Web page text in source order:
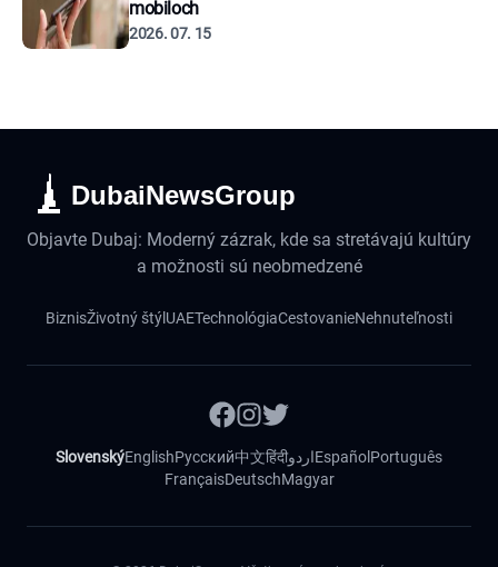
mobiloch
2026. 07. 15
DubaiNewsGroup
Objavte Dubaj: Moderný zázrak, kde sa stretávajú kultúry
a možnosti sú neobmedzené
BiznisŽivotný štýl UAETechnológiaCestovanieNehnuteľnosti
SlovenskýEnglishРусский中文हिंदीاردوEspañol Português
FrançaisDeutschMagyar